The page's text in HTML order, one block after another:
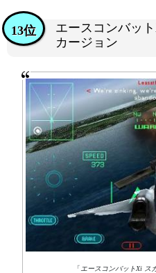
エースコンバッ
カージョン
13位
「 エースコンバットXi ス